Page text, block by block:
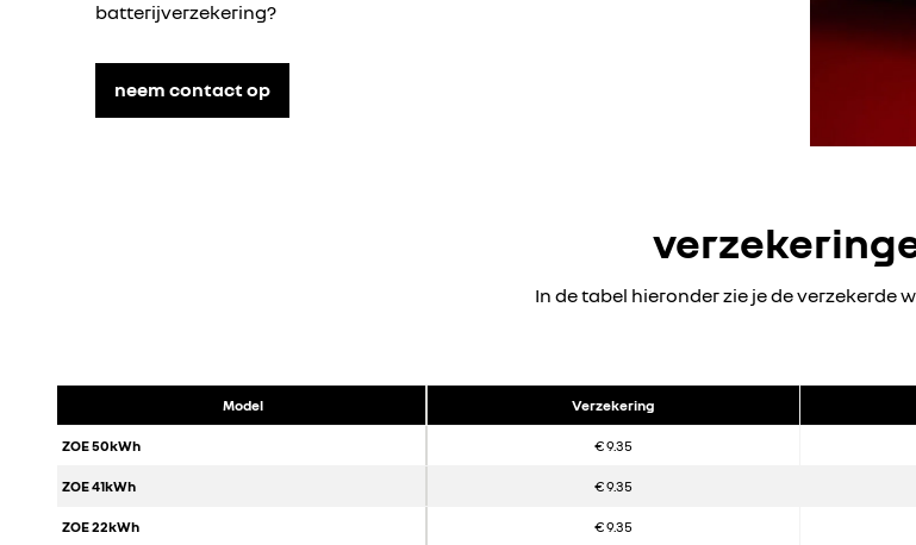
batterijverzekering?
neem contact op
In de tabel hieronder zie je de verzekerde
Model Verzekering
ZOE 50kWh € 9.35
ZOE 41kWh € 9.35
ZOE 22kWh € 9.35